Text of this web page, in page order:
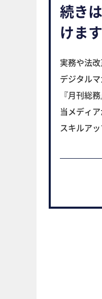
続き
けます
実務や法
デジタル
『月刊総
当メディ
スキルア